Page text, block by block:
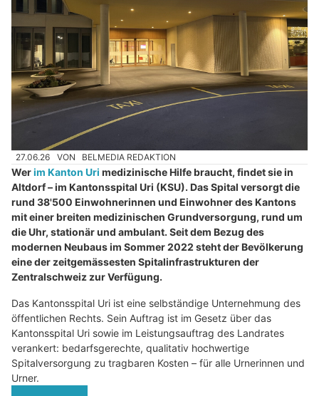
27.06.26 VON BELMEDIA REDAKTION
Werim Kanton Uri medizinische Hilfe braucht, findet sie in
Altdorf – im Kantonsspital Uri (KSU). Das Spital versorgt die
rund 38'500 Einwohnerinnen und Einwohner des Kantons
mit einer breiten medizinischen Grundversorgung, rund um
die Uhr, stationär und ambulant. Seit dem Bezug des
modernen Neubaus im Sommer 2022 steht der Bevölkerung
eine der zeitgemässesten Spitalinfrastrukturen der
Zentralschweiz zur Verfügung.
Das Kantonsspital Uri ist eine selbständige Unternehmung des
öffentlichen Rechts. Sein Auftrag ist im Gesetz über das
Kantonsspital Uri sowie im Leistungsauftrag des Landrates
verankert: bedarfsgerechte, qualitativ hochwertige
Spitalversorgung zu tragbaren Kosten – für alle Urnerinnen und
Urner.